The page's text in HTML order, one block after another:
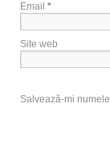
Email *
Site web
Salvează-mi